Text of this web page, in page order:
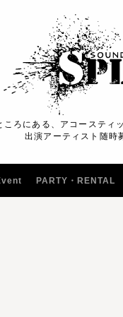
ろにある、アコースティ
出演アーティスト随時
PARTY・RENTAL